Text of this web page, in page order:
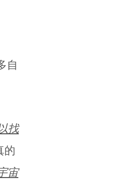
自
找
的
宙